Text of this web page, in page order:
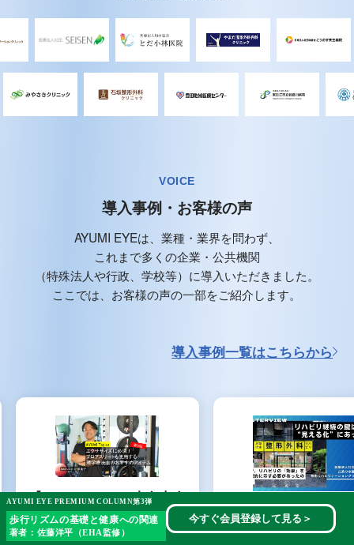
VOICE
導入事例・お客様の声
AYUMI EYEは、業種・業界を問わず、
これまで多くの企業・公共機関
（特殊法人や行政、学校等）に導入いただきました。
ここでは、お客様の声の一部をご紹介します。
導入事例一覧はこちらから
【AYUMI Topics 小泉圭介
インタビュー第5回】エク
ササイズに必須！プロア
【AYUMI EYEイン
ー】医療法人社団
AYUMI EYE PREMIUM COLUMN第3弾
歩行リズムの基礎と健康への関連
著者：佐藤洋平（EHA監修）
今すぐ会員登録して見る ＞